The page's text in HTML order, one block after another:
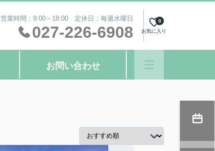
営業時間：9:00～18:00 定休日：毎週水曜日
027-226-6908 お気に入り
0
お問い合わせ